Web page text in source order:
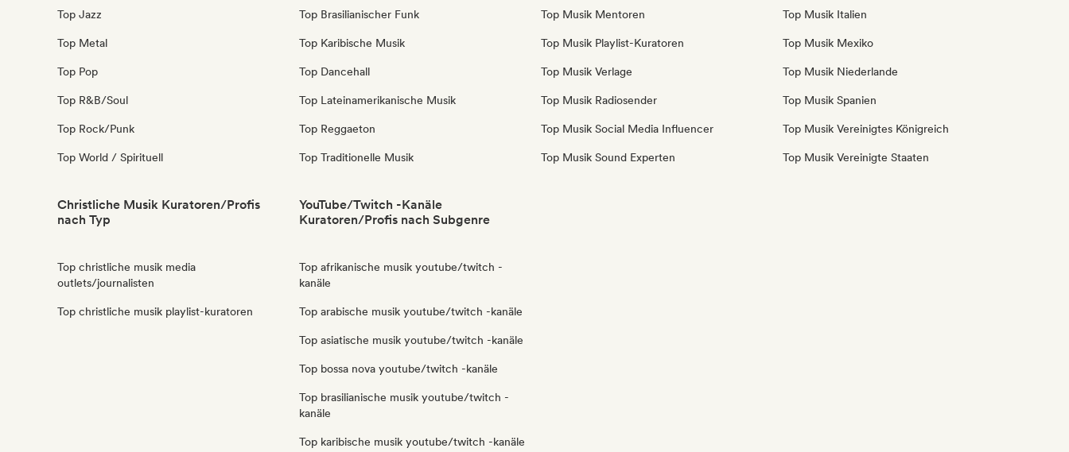
Top Jazz
Top Metal
Top Pop
Top R&B/Soul
Top Rock/Punk
Top World / Spirituell
Top Brasilianischer Funk
Top Karibische Musik
Top Dancehall
Top Lateinamerikanische Musik
Top Reggaeton
Top Traditionelle Musik
Top Musik Mentoren
Top Musik Playlist-Kuratoren
Top Musik Verlage
Top Musik Radiosender
Top Musik Social Media Influencer
Top Musik Sound Experten
Top Musik Italien
Top Musik Mexiko
Top Musik Niederlande
Top Musik Spanien
Top Musik Vereinigtes Königreich
Top Musik Vereinigte Staaten
Christliche Musik Kuratoren/Profis
nach Typ
Top christliche musik media
outlets/journalisten
Top christliche musik playlist-kuratoren
YouTube/Twitch -Kanäle
Kuratoren/Profis nach Subgenre
Top afrikanische musik youtube/twitch -
kanäle
Top arabische musik youtube/twitch -kanäle
Top asiatische musik youtube/twitch -kanäle
Top bossa nova youtube/twitch -kanäle
Top brasilianische musik youtube/twitch -
kanäle
Top karibische musik youtube/twitch -kanäle